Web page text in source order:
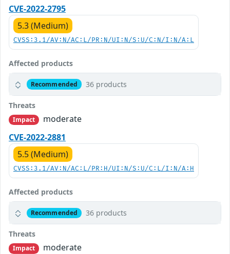
CVE-2022-2795
5.3 (Medium)
CVSS:3.1/AV:N/AC:L/PR:N/UI:N/S:U/C:N/I:N/A:L
Affected products
Recommended 36 products
Threats
Impact
moderate
CVE-2022-2881
5.5 (Medium)
CVSS:3.1/AV:N/AC:L/PR:H/UI:N/S:U/C:L/I:N/A:H
Affected products
Recommended 36 products
Threats
Impact
moderate